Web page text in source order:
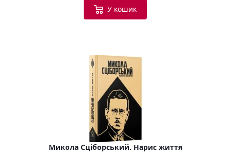
У кошик
Микола Сціборський. Нарис життя